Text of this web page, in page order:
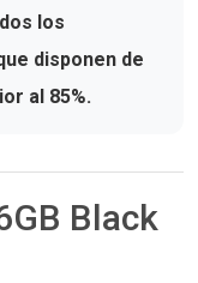
los
disponen de
al 85%.
Black